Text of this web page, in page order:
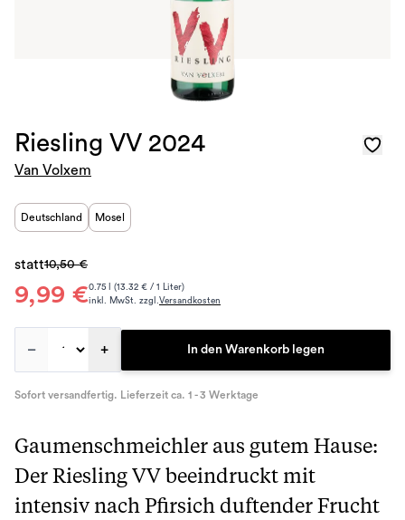
Riesling VV 2024
Van Volxem
Deutschland Mosel
9,99 €
statt10,50 €
0.75 l (13.32 € / 1 Liter)
inkl. MwSt. zzgl.Versandkosten
– + In den Warenkorb legen
Sofort versandfertig. Lieferzeit ca. 1 - 3 Werktage
Gaumenschmeichler aus gutem Hause:
Der Riesling VV beeindruckt mit
intensiv nach Pfirsich duftender Frucht